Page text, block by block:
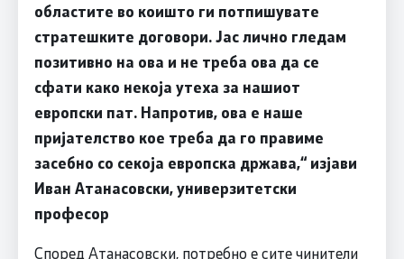
областите во коишто ги потпишувате
стратешките договори. Јас лично гледам
позитивно на ова и не треба ова да се
сфати како некоја утеха за нашиот
европски пат. Напротив, ова е наше
пријателство кое треба да го правиме
засебно со секоја европска држава,“ изјави
Иван Атанасовски, универзитетски
професор
Според Атанасовски, потребно е сите чинители